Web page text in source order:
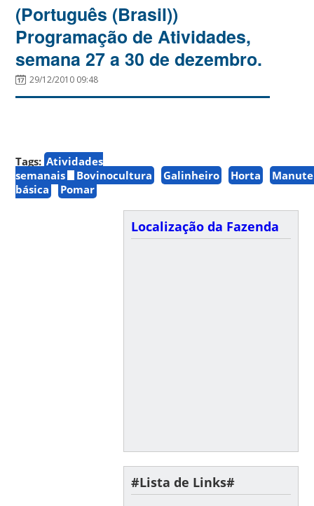
(Português (Brasil))
Programação de Atividades,
semana 27 a 30 de dezembro.
29/12/2010 09:48
Tags: Atividades
semanais
Bovinocultura Galinheiro Horta
básica
Pomar
Localização da Fazenda
#Lista de Links#